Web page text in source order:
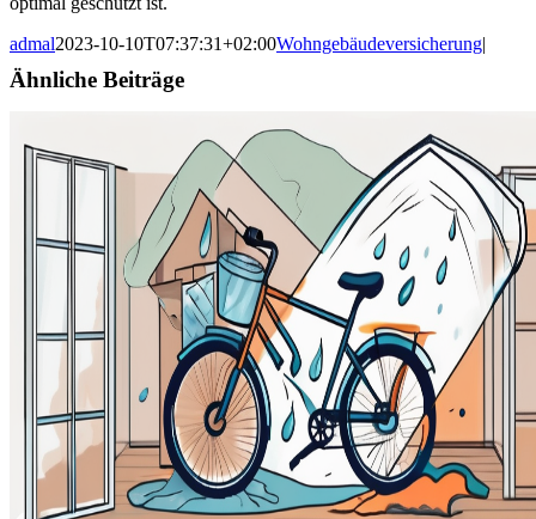
admal2023-10-10T07:37:31+02:00Wohngebäudeversicherung|
Ähnliche Beiträge